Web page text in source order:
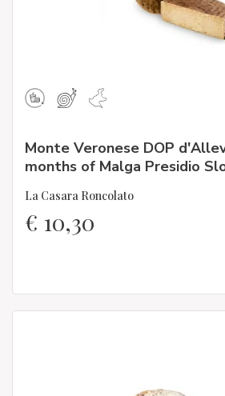
Monte Veronese DOP
months of Malga Presidio
La Casara Roncolato
€ 10,30